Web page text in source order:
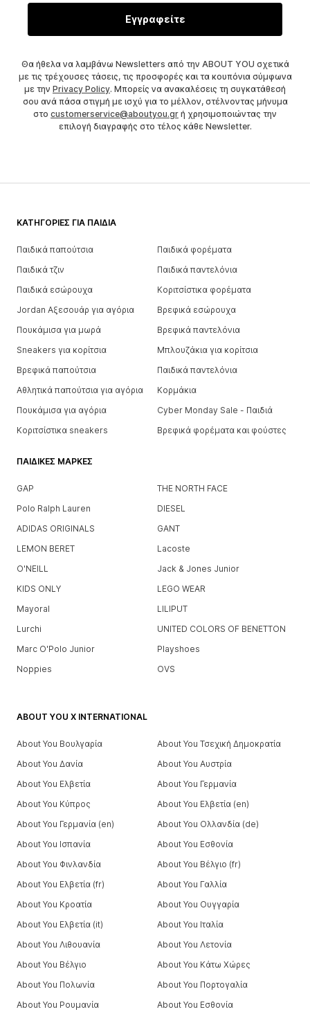
Εγγραφείτε
Θα ήθελα να λαμβάνω Newsletters από την ABOUT YOU σχετικά
με τις τρέχουσες τάσεις, τις προσφορές και τα κουπόνια σύμφωνα
με την Privacy Policy. Μπορείς να ανακαλέσεις τη συγκατάθεσή
σου ανά πάσα στιγμή με ισχύ για το μέλλον, στέλνοντας μήνυμα
στο customerservice@aboutyou.gr ή χρησιμοποιώντας την
επιλογή διαγραφής στο τέλος κάθε Newsletter.
ΚΑΤΗΓΟΡΊΕΣ ΓΙΑ ΠΑΙΔΙΆ
Παιδικά παπούτσια
Παιδικά φορέματα
Παιδικά τζιν
Παιδικά παντελόνια
Παιδικά εσώρουχα
Κοριτσίστικα φορέματα
Jordan Αξεσουάρ για αγόρια
Βρεφικά εσώρουχα
Πουκάμισα για μωρά
Βρεφικά παντελόνια
Sneakers για κορίτσια
Μπλουζάκια για κορίτσια
Βρεφικά παπούτσια
Παιδικά παντελόνια
Αθλητικά παπούτσια για αγόρια
Κορμάκια
Πουκάμισα για αγόρια
Cyber Monday Sale - Παιδιά
Κοριτσίστικα sneakers
Βρεφικά φορέματα και φούστες
ΠΑΙΔΙΚΈΣ ΜΆΡΚΕΣ
GAP
THE NORTH FACE
Polo Ralph Lauren
DIESEL
ADIDAS ORIGINALS
GANT
LEMON BERET
Lacoste
O'NEILL
Jack & Jones Junior
KIDS ONLY
LEGO WEAR
Mayoral
LILIPUT
Lurchi
UNITED COLORS OF BENETTON
Marc O'Polo Junior
Playshoes
Noppies
OVS
ABOUT YOU X INTERNATIONAL
About You Βουλγαρία
About You Τσεχική Δημοκρατία
About You Δανία
About You Αυστρία
About You Ελβετία
About You Γερμανία
About You Κύπρος
About You Ελβετία (en)
About You Γερμανία (en)
About You Ολλανδία (de)
About You Ισπανία
About You Εσθονία
About You Φινλανδία
About You Βέλγιο (fr)
About You Ελβετία (fr)
About You Γαλλία
About You Κροατία
About You Ουγγαρία
About You Ελβετία (it)
About You Ιταλία
About You Λιθουανία
About You Λετονία
About You Βέλγιο
About You Κάτω Χώρες
About You Πολωνία
About You Πορτογαλία
About You Ρουμανία
About You Εσθονία